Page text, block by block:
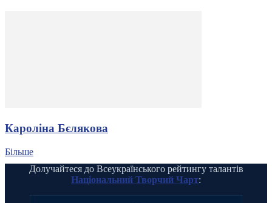
Кароліна Бєлякова
Більше
Долучайтеся до Всеукраїнського рейтингу талантів
Національний Творчий Чарт: